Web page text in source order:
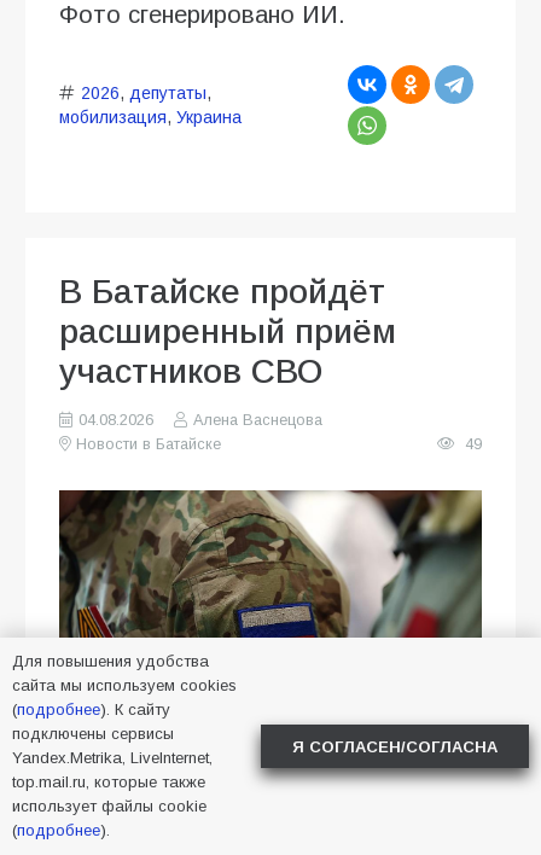
Фото сгенерировано ИИ.
2026, депутаты,
мобилизация, Украина
В Батайске пройдёт
расширенный приём
участников СВО
04.08.2026
Алена Васнецова
Новости в Батайске
49
В Батайске пройдёт расширенный
приём участников СВО и членов их
семей
Для повышения удобства
сайта мы используем cookies
(подробнее). К сайту
подключены сервисы
Yandex.Metrika, LiveInternet,
top.mail.ru, которые также
использует файлы cookie
(подробнее).
Я СОГЛАСЕН/СОГЛАСНА